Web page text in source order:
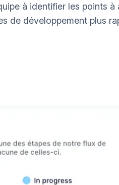
à identifier les points à
de développement plus